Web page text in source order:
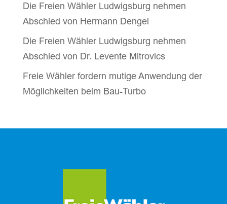
Die Freien Wähler Ludwigsburg nehmen
Abschied von Hermann Dengel
Die Freien Wähler Ludwigsburg nehmen
Abschied von Dr. Levente Mitrovics
Freie Wähler fordern mutige Anwendung der
Möglichkeiten beim Bau-Turbo